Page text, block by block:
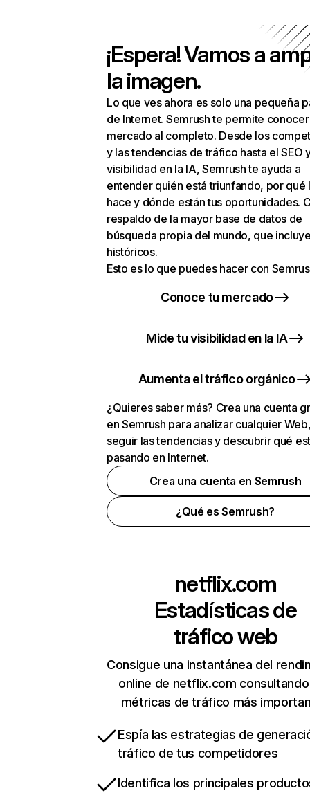
¡Espera! Vamos a
la imagen.
Lo que ves ahora es solo una pequeña
de Internet. Semrush te permite
mercado al completo. Desde los
y las tendencias de tráfico hasta el SEO
visibilidad en la IA, Semrush te ayuda a
entender quién está triunfando, por qué
hace y dónde están tus oportunidades.
respaldo de la mayor base de datos de
búsqueda propia del mundo, que
históricos.
Esto es lo que puedes hacer con
Conoce tu mercado
Mide tu visibilidad en la IA
Aumenta el tráfico orgánico
¿Quieres saber más? Crea una cuenta
en Semrush para analizar cualquier
seguir las tendencias y descubrir qué
pasando en Internet.
Crea una cuenta en Semrush
¿Qué es Semrush?
netflix.com
Estadísticas de
tráfico web
Consigue una instantánea del
online de netflix.com
métricas de tráfico más
Espía las estrategias de
tráfico de tus competidores
Identifica los principales